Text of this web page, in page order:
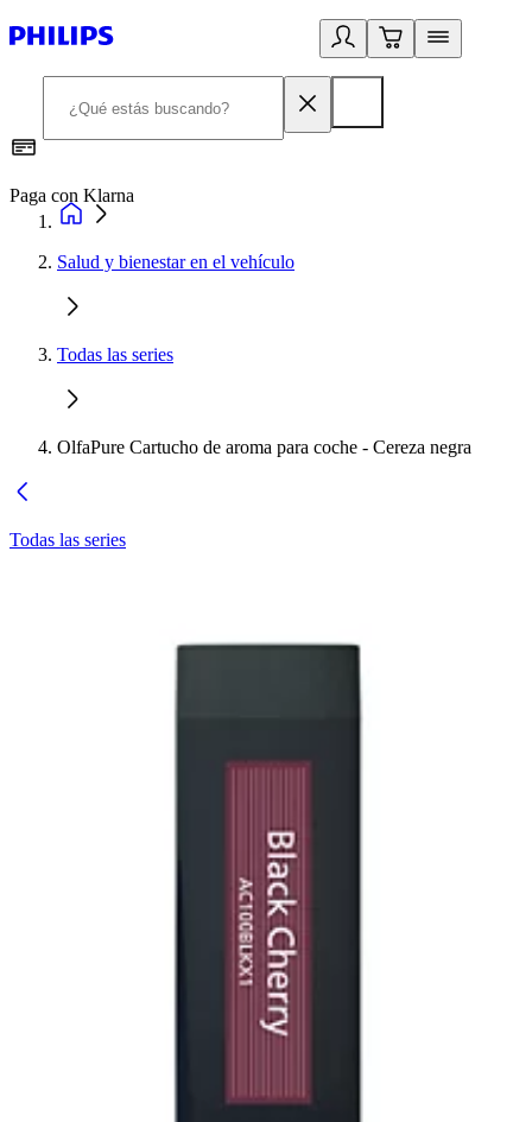
Paga con Klarna
Salud y bienestar en el vehículo
Todas las series
OlfaPure Cartucho de aroma para coche - Cereza negra
Todas las series